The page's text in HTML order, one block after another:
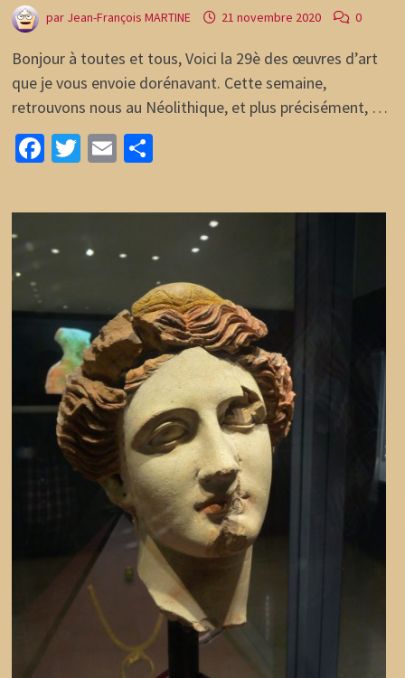
par Jean-François MARTINE 21 novembre 2020 0
Bonjour à toutes et tous, Voici la 29è des œuvres d’art
que je vous envoie dorénavant. Cette semaine,
retrouvons nous au Néolithique, et plus précisément, …
Facebook
Twitter
EmailPartager